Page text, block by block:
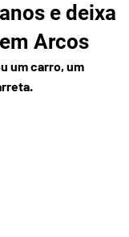
e deixa
Arcos
um carro, um